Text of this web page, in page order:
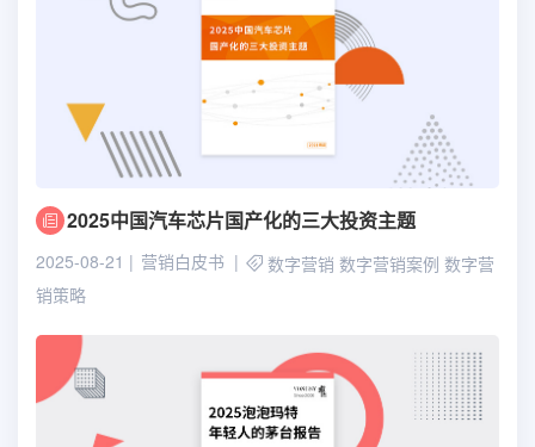
2025中国汽车芯片国产化的三大投资主题
2025-08-21 营销白皮书 数字营销 数字营销案例 数字营
销策略